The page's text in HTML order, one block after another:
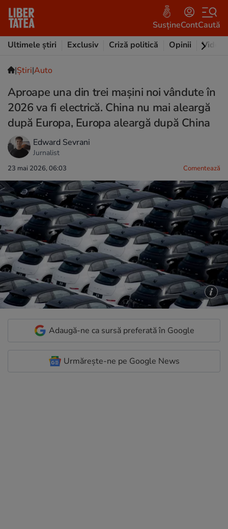
SusțineContCaută
Ultimele știri
Exclusiv Criză politică Opinii Video
|Ştiri|Auto
Aproape una din trei mașini noi vândute în
2026 va fi electrică. China nu mai aleargă
după Europa, Europa aleargă după China
Edward Sevrani
Jurnalist
23 mai 2026, 06:03 Comentează
Adaugă-ne ca sursă preferată în Google
Urmărește-ne pe Google News